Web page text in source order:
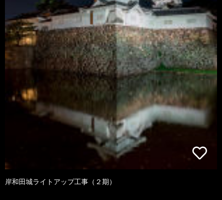
岸和田城ライトアップ工事（２期）